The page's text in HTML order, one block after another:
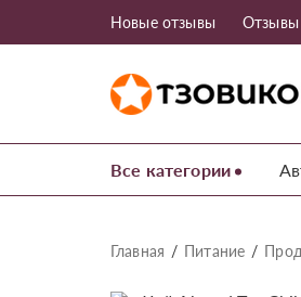
Новые отзывы
Все категории
Главная Питание